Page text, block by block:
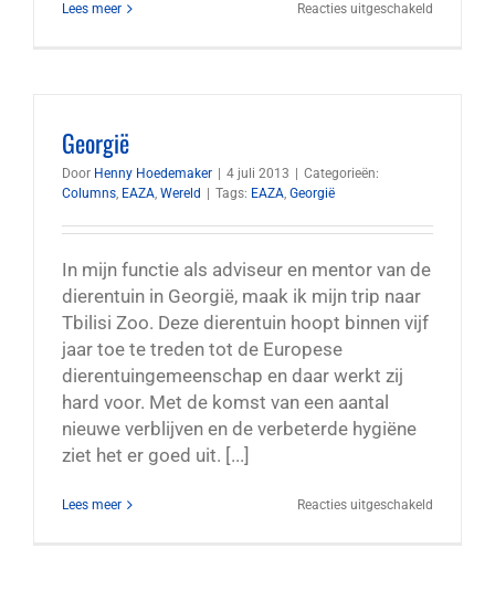
Lees meer Reacties uitgeschakeld
Georgië
Door Henny Hoedemaker 4 juli 2013
Categorieën:
Columns, EAZA, Wereld Tags: EAZA, Georgië
In mijn functie als adviseur en mentor van de
dierentuin in Georgië, maak ik mijn trip naar
Tbilisi Zoo. Deze dierentuin hoopt binnen vijf
jaar toe te treden tot de Europese
dierentuingemeenschap en daar werkt zij
hard voor. Met de komst van een aantal
nieuwe verblijven en de verbeterde hygiëne
ziet het er goed uit. [...]
Lees meer Reacties uitgeschakeld